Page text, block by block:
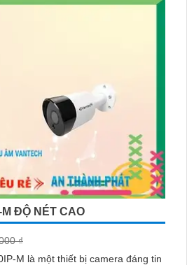
ĐỘ NÉT CAO
₫
M là một thiết bị camera đáng tin